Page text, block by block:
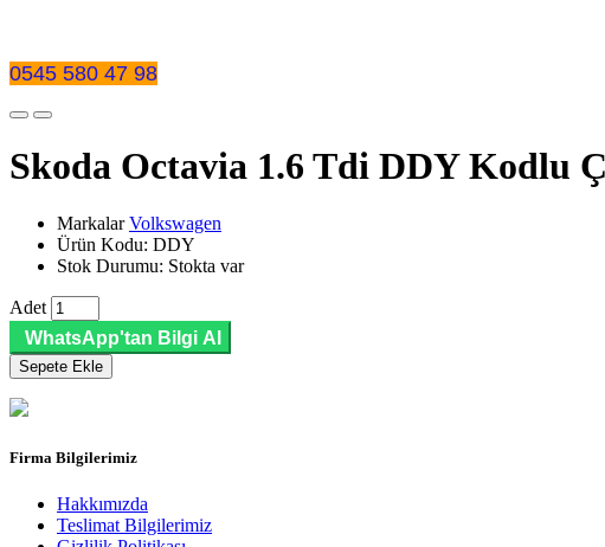
0545 580 47 98
Skoda Octavia 1.6 Tdi DDY Kodlu
MarkalarVolkswagen
Ürün Kodu: DDY
Stok Durumu: Stokta var
Adet
WhatsApp'tan Bilgi Al
Sepete Ekle
Firma Bilgilerimiz
Hakkımızda
Teslimat Bilgilerimiz